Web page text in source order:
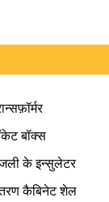
बॉक्स
के इन्सुलेटर
कैबिनेट शेल